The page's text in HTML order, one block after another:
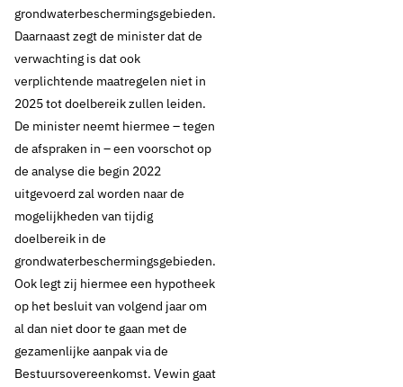
grondwaterbeschermingsgebieden.
Daarnaast zegt de minister dat de
verwachting is dat ook
verplichtende maatregelen niet in
2025 tot doelbereik zullen leiden.
De minister neemt hiermee – tegen
de afspraken in – een voorschot op
de analyse die begin 2022
uitgevoerd zal worden naar de
mogelijkheden van tijdig
doelbereik in de
grondwaterbeschermingsgebieden.
Ook legt zij hiermee een hypotheek
op het besluit van volgend jaar om
al dan niet door te gaan met de
gezamenlijke aanpak via de
Bestuursovereenkomst. Vewin gaat